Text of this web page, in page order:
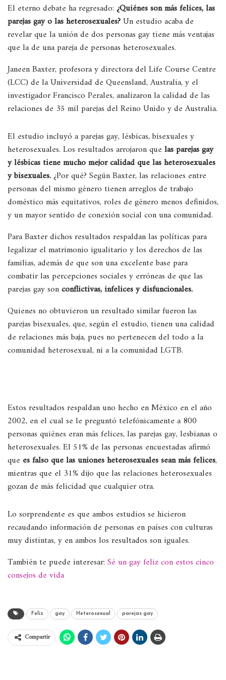
El eterno debate ha regresado: ¿Quiénes son más felices, las
parejas gay o las heterosexuales?Un estudio acaba de
revelar que la unión de dos personas gay tiene más ventajas
que la de una pareja de personas heterosexuales.
Janeen Baxter, profesora y directora del Life Course Centre
(LCC) de la Universidad de Queensland, Australia, y el
investigador Francisco Perales, analizaron la calidad de las
relaciones de 35 mil parejas del Reino Unido y de Australia.
El estudio incluyó a parejas gay, lésbicas, bisexuales y
heterosexuales. Los resultados arrojaron que las parejas gay
y lésbicas tiene mucho mejor calidad que las heterosexuales
y bisexuales.¿Por qué? Según Baxter, las relaciones entre
personas del mismo género tienen arreglos de trabajo
doméstico más equitativos, roles de género menos definidos,
y un mayor sentido de conexión social con una comunidad.
Para Baxter dichos resultados respaldan las políticas para
legalizar el matrimonio igualitario y los derechos de las
familias, además de que son una excelente base para
combatir las percepciones sociales y erróneas de que las
parejas gay sonconflictivas, infelices y disfuncionales.
Quienes no obtuvieron un resultado similar fueron las
parejas bisexuales, que, según el estudio, tienen una calidad
de relaciones más baja, pues no pertenecen del todo a la
comunidad heterosexual, ni a la comunidad LGTB.
Estos resultados respaldan uno hecho en México en el año
2002, en el cual se le preguntó telefónicamente a 800
personas quiénes eran más felices, las parejas gay, lesbianas o
heterosexuales. El 51% de las personas encuestadas afirmó
que es falso que las uniones heterosexuales sean más felices,
mientras que el 31% dijo que las relaciones heterosexuales
gozan de más felicidad que cualquier otra.
Lo sorprendente es que ambos estudios se hicieron
recaudando información de personas en países con culturas
muy distintas, y en ambos los resultados son iguales.
También te puede interesar: Sé un gay feliz con estos cinco
consejos de vida
Feliz gay Heterosexual parejas gay
Compartir